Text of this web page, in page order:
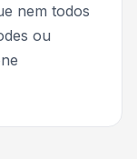
nem todos
ou